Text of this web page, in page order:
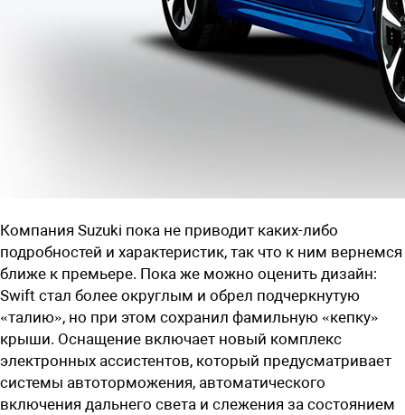
Компания Suzuki пока не приводит каких-либо
подробностей и характеристик, так что к ним вернемся
ближе к премьере. Пока же можно оценить дизайн:
Swift стал более округлым и обрел подчеркнутую
«талию», но при этом сохранил фамильную «кепку»
крыши. Оснащение включает новый комплекс
электронных ассистентов, который предусматривает
системы автоторможения, автоматического
включения дальнего света и слежения за состоянием